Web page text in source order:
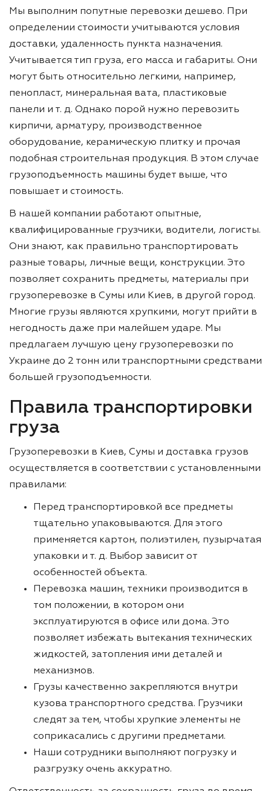
Мы выполним попутные перевозки дешево. При
определении стоимости учитываются условия
доставки, удаленность пункта назначения.
Учитывается тип груза, его масса и габариты. Они
могут быть относительно легкими, например,
пенопласт, минеральная вата, пластиковые
панели и т. д. Однако порой нужно перевозить
кирпичи, арматуру, производственное
оборудование, керамическую плитку и прочая
подобная строительная продукция. В этом случае
грузоподъемность машины будет выше, что
повышает и стоимость.
В нашей компании работают опытные,
квалифицированные грузчики, водители, логисты.
Они знают, как правильно транспортировать
разные товары, личные вещи, конструкции. Это
позволяет сохранить предметы, материалы при
грузоперевозке в Сумы или Киев, в другой город.
Многие грузы являются хрупкими, могут прийти в
негодность даже при малейшем ударе. Мы
предлагаем лучшую цену грузоперевозки по
Украине до 2 тонн или транспортными средствами
большей грузоподъемности.
Правила транспортировки
груза
Грузоперевозки в Киев, Сумы и доставка грузов
осуществляется в соответствии с установленными
правилами:
Перед транспортировкой все предметы
тщательно упаковываются. Для этого
применяется картон, полиэтилен, пузырчатая
упаковки и т. д. Выбор зависит от
особенностей объекта.
Перевозка машин, техники производится в
том положении, в котором они
эксплуатируются в офисе или дома. Это
позволяет избежать вытекания технических
жидкостей, затопления ими деталей и
механизмов.
Грузы качественно закрепляются внутри
кузова транспортного средства. Грузчики
следят за тем, чтобы хрупкие элементы не
соприкасались с другими предметами.
Наши сотрудники выполняют погрузку и
разгрузку очень аккуратно.